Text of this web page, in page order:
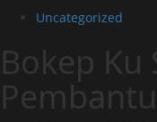
Uncategorized
Bokep Ku